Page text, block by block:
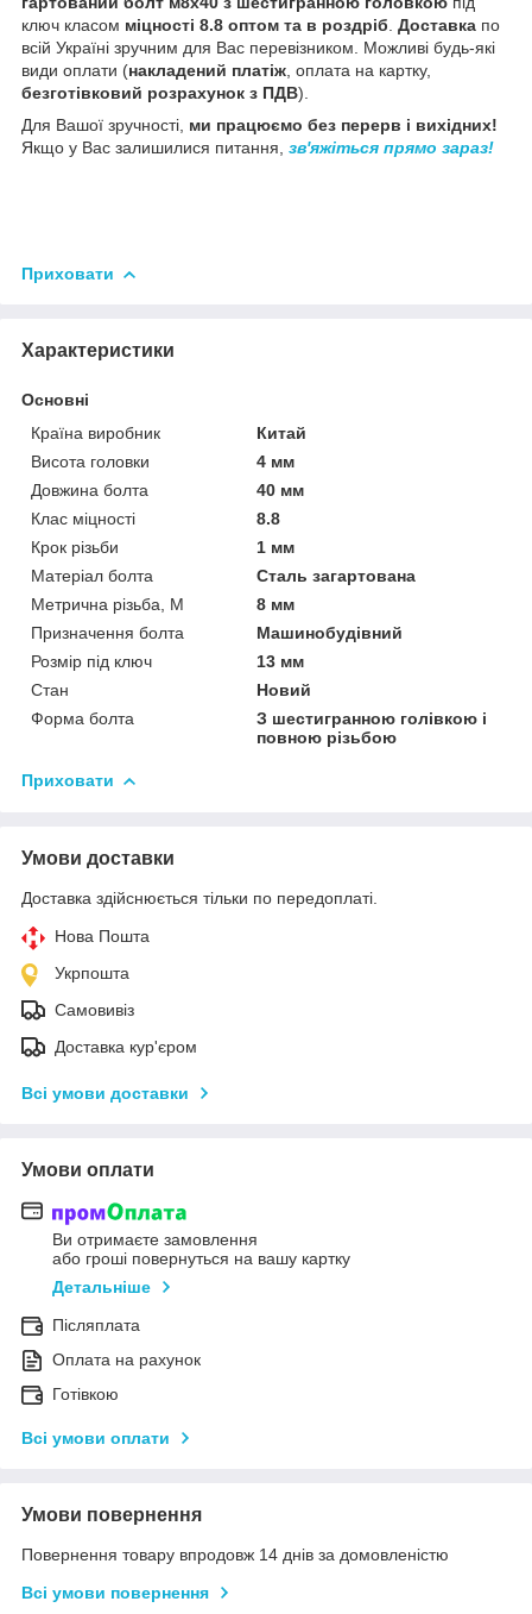
ключ класом міцності 8.8 оптом та в роздріб. Доставка по
всій Україні зручним для Вас перевізником. Можливі будь-які
види оплати (накладений платіж, оплата на картку,
безготівковий розрахунок з ПДВ).
Для Вашої зручності, ми працюємо без перерв і вихідних!
Якщо у Вас залишилися питання, зв'яжіться прямо зараз!
Приховати
Характеристики
Основні
Країна виробник
Китай
Висота головки
4 мм
Довжина болта
40 мм
Клас міцності
8.8
Крок різьби
1 мм
Матеріал болта
Сталь загартована
Метрична різьба, М
8 мм
Призначення болта
Машинобудівний
Розмір під ключ
13 мм
Стан
Новий
Форма болта
З шестигранною голівкою і
повною різьбою
Приховати
Умови доставки
Доставка здійснюється тільки по передоплаті.
Нова Пошта
Укрпошта
Самовивіз
Доставка кур'єром
Всі умови доставки
Умови оплати
Ви отримаєте замовлення
або гроші повернуться на вашу картку
Детальніше
Післяплата
Оплата на рахунок
Готівкою
Всі умови оплати
Умови повернення
Повернення товару впродовж 14 днів за домовленістю
Всі умови повернення